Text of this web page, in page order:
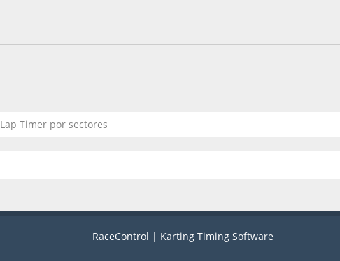
Lap Timer por sectores
RaceControl | Karting Timing Software